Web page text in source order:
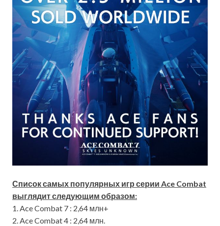
Список самых популярных игр серии Ace Combat
выглядит следующим образом:
1. Ace Combat 7 : 2,64 млн+
2. Ace Combat 4 : 2,64 млн.